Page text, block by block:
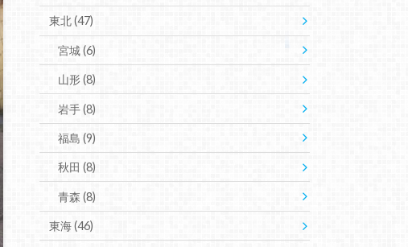
東北(47)
宮城(6)
山形(8)
岩手(8)
福島(9)
秋田(8)
青森(8)
東海(46)